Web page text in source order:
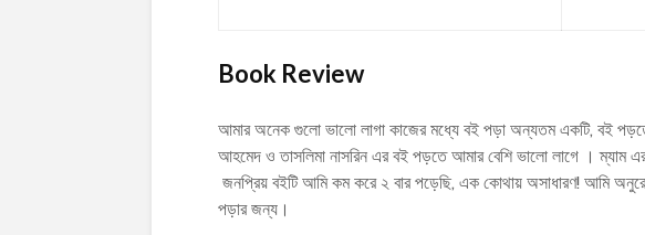
Book Review
আমার অনেক গুলো ভালো লাগা কাজের মধ্যে বই পড়া অন্যতম একটি, বই
আহমেদ ও তাসলিমা নাসরিন এর বই পড়তে আমার বেশি ভালো লাগে ।
জনপ্রিয় বইটি আমি কম করে ২ বার পড়েছি, এক কোথায় অসাধারণ! আমি
পড়ার জন্য।